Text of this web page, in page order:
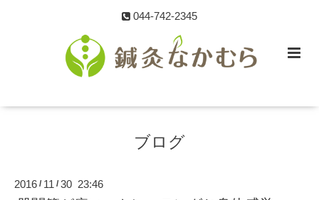
044-742-2345
ブログ
2016 / 11 /30 23:46